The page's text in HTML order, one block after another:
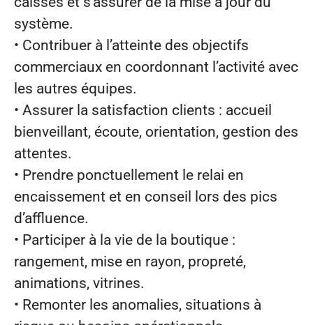
système.
• Contribuer à l’atteinte des objectifs
commerciaux en coordonnant l’activité avec
les autres équipes.
• Assurer la satisfaction clients : accueil
bienveillant, écoute, orientation, gestion des
attentes.
• Prendre ponctuellement le relai en
encaissement et en conseil lors des pics
d’affluence.
• Participer à la vie de la boutique :
rangement, mise en rayon, propreté,
animations, vitrines.
• Remonter les anomalies, situations à